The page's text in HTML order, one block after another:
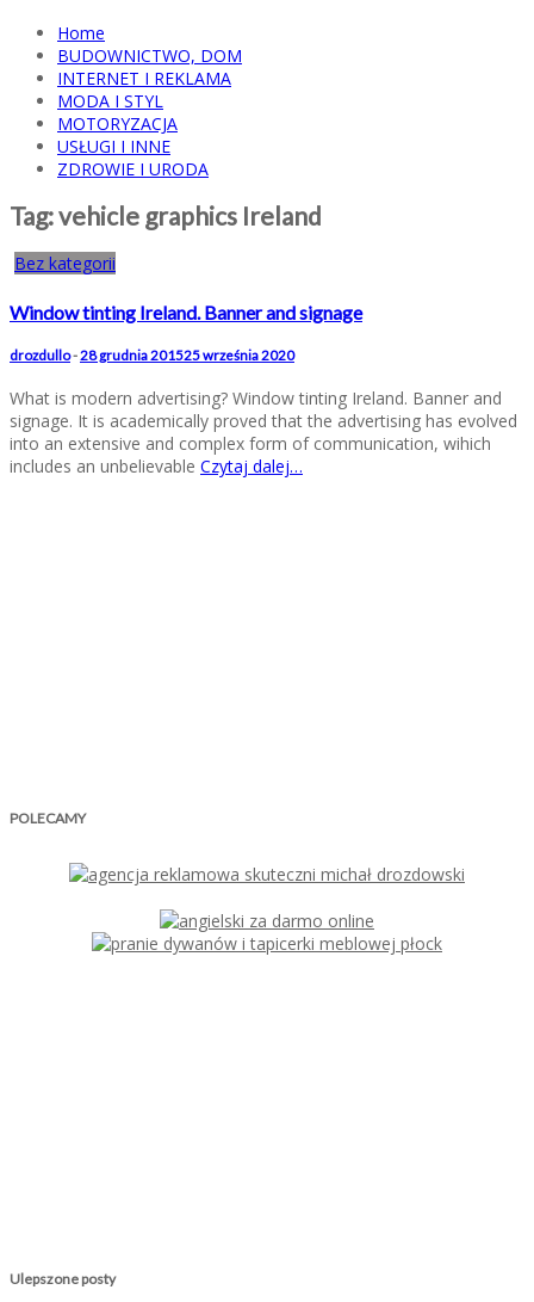
Home
BUDOWNICTWO, DOM
INTERNET I REKLAMA
MODA I STYL
MOTORYZACJA
USŁUGI I INNE
ZDROWIE I URODA
Tag:vehicle graphics Ireland
Bez kategorii
Window tinting Ireland. Banner and signage
drozdullo-28 grudnia 201525 września 2020
What is modern advertising? Window tinting Ireland. Banner and
signage. It is academically proved that the advertising has evolved
into an extensive and complex form of communication, wihich
includes an unbelievable Czytaj dalej…
POLECAMY
Ulepszone posty